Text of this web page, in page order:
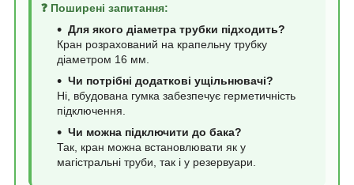
❓ Поширені запитання:
Для якого діаметра трубки підходить?
Кран розрахований на крапельну трубку
діаметром 16 мм.
Чи потрібні додаткові ущільнювачі?
Ні, вбудована гумка забезпечує герметичність
підключення.
Чи можна підключити до бака?
Так, кран можна встановлювати як у
магістральні труби, так і у резервуари.